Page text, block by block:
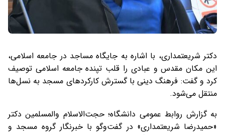
دکتر شریعتمداری، با اشاره به جایگاه مساجد در جامعه اسلامی،
این مکان مقدس و عبادی را قلب تپنده جامعه اسلامی توصیف
کرد و گفت: فرهنگ دینی با گسترش کارکردهای مسجد به نسل‌ها
منتقل می‌شود.
به گزارش روابط عمومی دانشگاه؛ حجت‌الاسلام والمسلمین دکتر
«حمیدرضا شریعتمداری» در گفت‌وگو با خبرنگار گروه مسجد و